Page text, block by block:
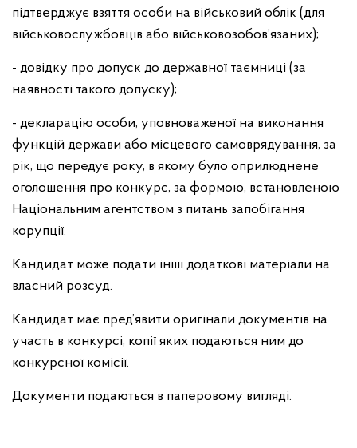
підтверджує взяття особи на військовий облік (для
військовослужбовців або військовозобов’язаних);
- довідку про допуск до державної таємниці (за
наявності такого допуску);
- декларацію особи, уповноваженої на виконання
функцій держави або місцевого самоврядування, за
рік, що передує року, в якому було оприлюднене
оголошення про конкурс, за формою, встановленою
Національним агентством з питань запобігання
корупції.
Кандидат може подати інші додаткові матеріали на
власний розсуд.
Кандидат має пред’явити оригінали документів на
участь в конкурсі, копії яких подаються ним до
конкурсної комісії.
Документи подаються в паперовому вигляді.